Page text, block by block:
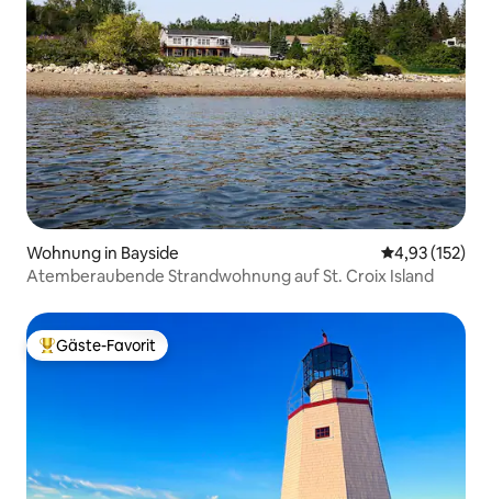
Wohnung in Bayside
4,93 (152)
Atemberaubende Strandwohnung auf St. Croix Island
Beliebter Gäste-Favorit.
Gäste-Favorit